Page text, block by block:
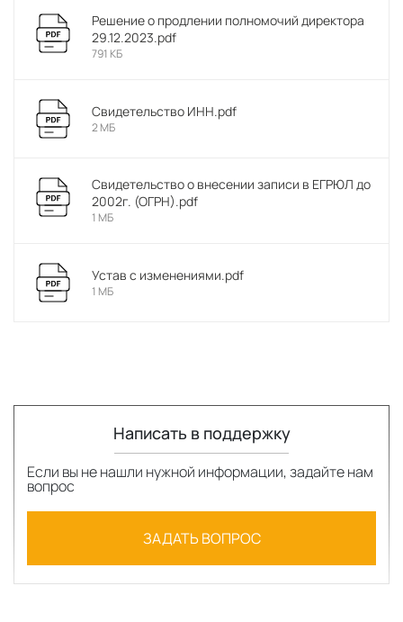
Решение о продлении полномочий директора
29.12.2023.pdf
791 КБ
Свидетельство ИНН.pdf
2 МБ
Свидетельство о внесении записи в ЕГРЮЛ до
2002г. (ОГРН).pdf
1 МБ
Устав с изменениями.pdf
1 МБ
Написать в поддержку
Если вы не нашли нужной информации, задайте нам
вопрос
ЗАДАТЬ ВОПРОС